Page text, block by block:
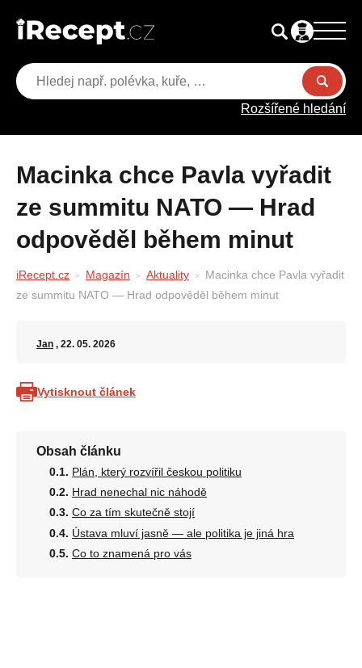
Rozšířené hledání
Macinka chce Pavla vyřadit
ze summitu NATO — Hrad
odpověděl během minut
iRecept.cz Magazín Aktuality
Macinka chce Pavla vyřadit
ze summitu NATO — Hrad odpověděl během minut
Jan , 22. 05. 2026
Vytisknout článek
Obsah článku
Plán, který rozvířil českou politiku
Hrad nenechal nic náhodě
Co za tím skutečně stojí
Ústava mluví jasně — ale politika je jiná hra
Co to znamená pro vás